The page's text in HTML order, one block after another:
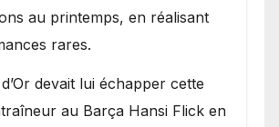
au printemps, en réalisant
rares.
devait lui échapper cette
au Barça Hansi Flick en